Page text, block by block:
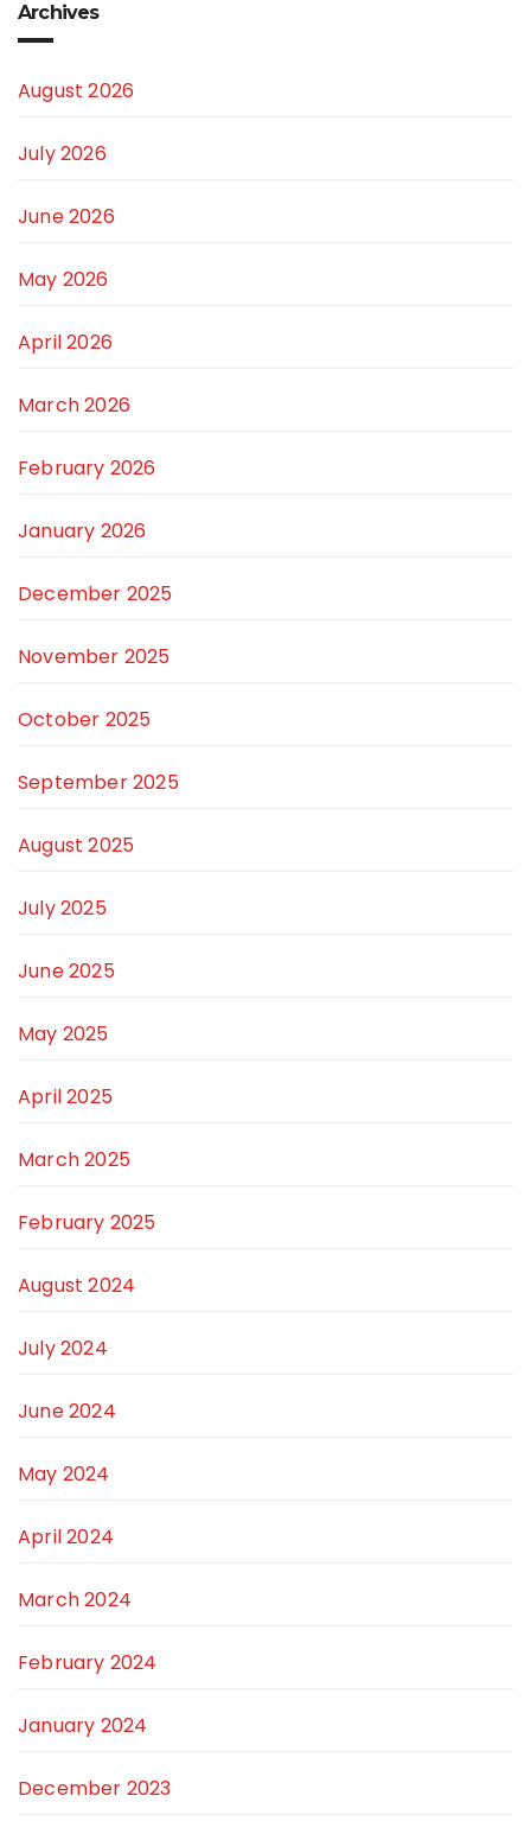
Archives
August 2026
July 2026
June 2026
May 2026
April 2026
March 2026
February 2026
January 2026
December 2025
November 2025
October 2025
September 2025
August 2025
July 2025
June 2025
May 2025
April 2025
March 2025
February 2025
August 2024
July 2024
June 2024
May 2024
April 2024
March 2024
February 2024
January 2024
December 2023